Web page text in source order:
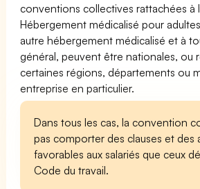
conventions collectives rattachées à
Hébergement médicalisé pour
autre hébergement médicalisé et à
général, peuvent être nationales, ou
certaines régions, départements ou
entreprise en particulier.
Dans tous les cas, la convention
pas comporter des clauses et des
favorables aux salariés que ceux
Code du travail.